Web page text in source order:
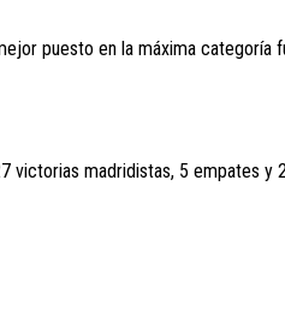
puesto en la máxima categoría
victorias madridistas, 5 empates y